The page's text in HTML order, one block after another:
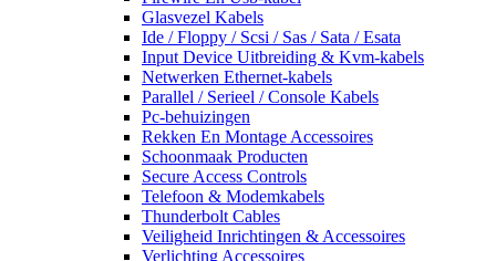
Glasvezel Kabels
Ide / Floppy / Scsi / Sas / Sata / Esata
Input Device Uitbreiding & Kvm-kabels
Netwerken Ethernet-kabels
Parallel / Serieel / Console Kabels
Pc-behuizingen
Rekken En Montage Accessoires
Schoonmaak Producten
Secure Access Controls
Telefoon & Modemkabels
Thunderbolt Cables
Veiligheid Inrichtingen & Accessoires
Verlichting Accessoires